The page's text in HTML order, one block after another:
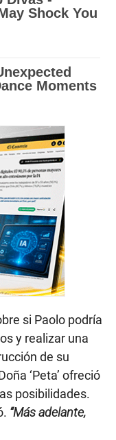
si Paolo podría
y realizar una
de su
‘Peta’ ofreció
posibilidades.
“Más adelante,